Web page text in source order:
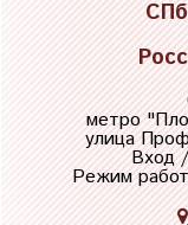
СПб
метро "
улица
Вход
Режим